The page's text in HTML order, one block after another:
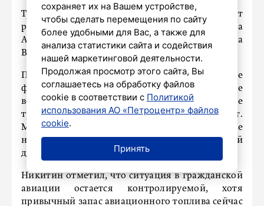
Транспортная система России продолжает
работать без сбоев, заявил министр транспорта
Андрей Никитин на совещании президента
Владимира Путина с членами правительства.
По словам главы Минтранса, в штатном режиме
функционируют аэропорты, железнодорожные
вокзалы, морские порты, автомобильные
трассы и общественный транспорт.
Министерство также принимает все
необходимые меры для бесперебойной
доставки топлива в Крым.
Никитин отметил, что ситуация в гражданской
авиации остается контролируемой, хотя
привычный запас авиационного топлива сейчас
сохраняет их на Вашем устройстве,
чтобы сделать перемещения по сайту
более удобными для Вас, а также для
анализа статистики сайта и содействия
нашей маркетинговой деятельности.
Продолжая просмотр этого сайта, Вы
соглашаетесь на обработку файлов
cookie в соответствии с Политикой
использования АО «Петроцентр» файлов
cookie.
Принять